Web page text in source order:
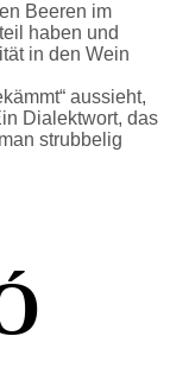
Beeren im
haben und
in den Wein
aussieht,
Dialektwort, das
strubbelig